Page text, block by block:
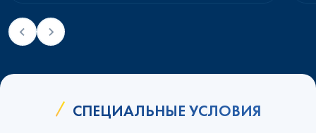
СПЕЦИАЛЬНЫЕ УСЛОВИЯ